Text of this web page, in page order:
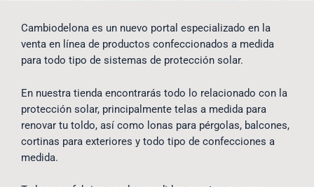
Cambiodelona es un nuevo portal especializado en la
venta en línea de productos confeccionados a medida
para todo tipo de sistemas de protección solar.
En nuestra tienda encontrarás todo lo relacionado con la
protección solar, principalmente telas a medida para
renovar tu toldo, así como lonas para pérgolas, balcones,
cortinas para exteriores y todo tipo de confecciones a
medida.